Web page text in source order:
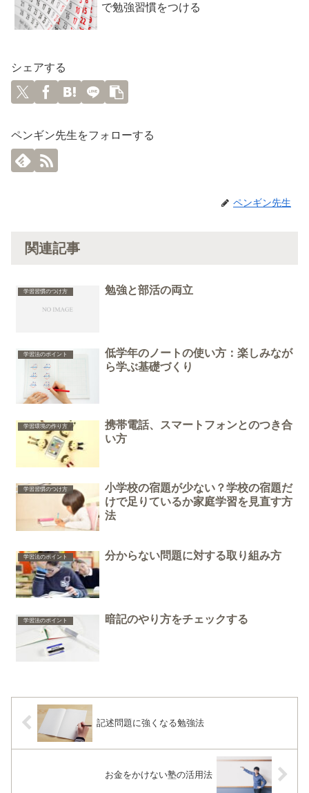
で勉強習慣をつける
シェアする
ペンギン先生をフォローする
ペンギン先生
関連記事
学習習慣のつけ方 勉強と部活の両立
学習法のポイント
低学年のノートの使い方：楽しみなが
ら学ぶ基礎づくり
学習環境の作り方
携帯電話、スマートフォンとのつき合
い方
学習習慣のつけ方
小学校の宿題が少ない？学校の宿題だ
けで足りているか家庭学習を見直す方
法
学習法のポイント 分からない問題に対する取り組み方
学習法のポイント 暗記のやり方をチェックする
記述問題に強くなる勉強法
お金をかけない塾の活用法